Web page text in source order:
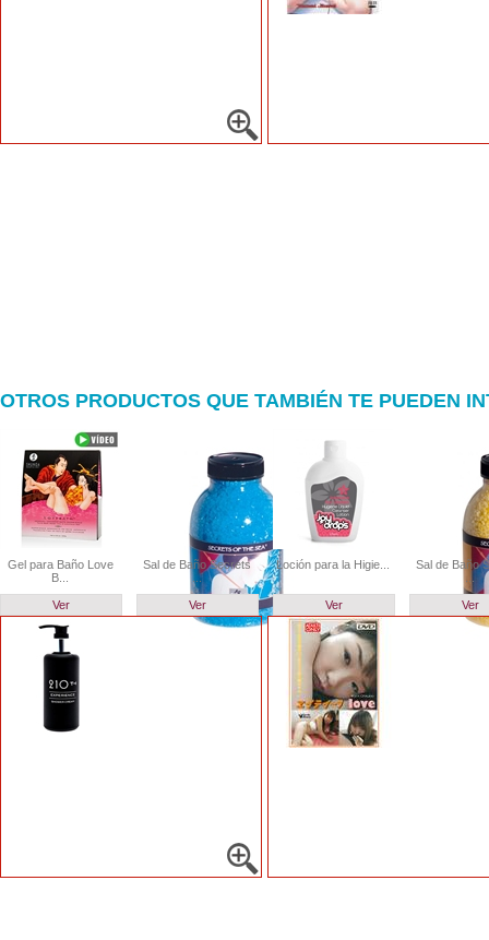
OTROS PRODUCTOS QUE TAMBIÉN TE PUEDEN
Gel para Baño Love
B...
Ver
Sal de Baño Secrets
...
Ver
Loción para la Higie...
Ver
Sal de Baño
Ver